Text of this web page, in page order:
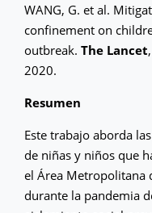
WANG, G. et al.
confinement on
outbreak. The Lancet
2020.
Resumen
Este trabajo aborda
de niñas y niños que
el Área Metropolitana
durante la pandemia